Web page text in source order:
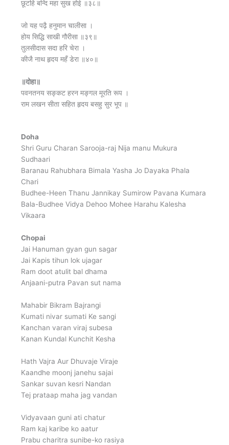
छूटहि बन्दि महा सुख होई ॥३८॥
जो यह पढ़ै हनुमान चालीसा ।
होय सिद्धि साखी गौरीसा ॥३९॥
तुलसीदास सदा हरि चेरा ।
कीजै नाथ हृदय महँ डेरा ॥४०॥
॥दोहा॥
पवनतनय सङ्कट हरन मङ्गल मूरति रूप ।
राम लखन सीता सहित हृदय बसहु सुर भूप ॥
Doha
Shri Guru Charan Sarooja-raj Nija manu Mukura
Sudhaari
Baranau Rahubhara Bimala Yasha Jo Dayaka Phala
Chari
Budhee-Heen Thanu Jannikay Sumirow Pavana Kumara
Bala-Budhee Vidya Dehoo Mohee Harahu Kalesha
Vikaara
Chopai
Jai Hanuman gyan gun sagar
Jai Kapis tihun lok ujagar
Ram doot atulit bal dhama
Anjaani-putra Pavan sut nama
Mahabir Bikram Bajrangi
Kumati nivar sumati Ke sangi
Kanchan varan viraj subesa
Kanan Kundal Kunchit Kesha
Hath Vajra Aur Dhuvaje Viraje
Kaandhe moonj janehu sajai
Sankar suvan kesri Nandan
Tej prataap maha jag vandan
Vidyavaan guni ati chatur
Ram kaj karibe ko aatur
Prabu charitra sunibe-ko rasiya